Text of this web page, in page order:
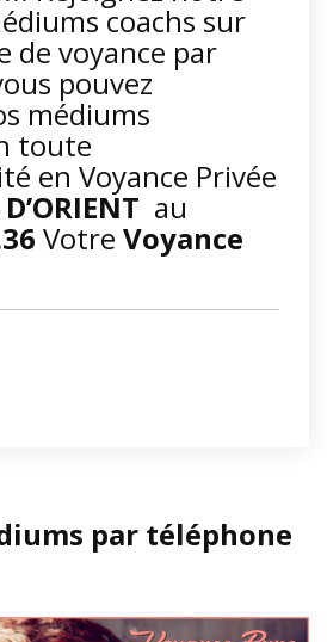
coachs sur
de voyance par
pouvez
médiums
toute
en Voyance Privée
au
Votre Voyance
par téléphone